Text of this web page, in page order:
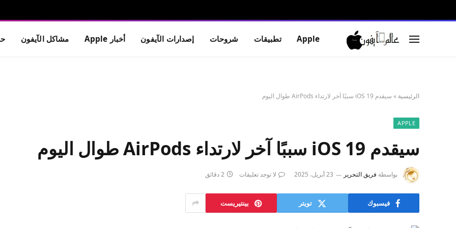
Apple تطبيقات شروحات إصدارات الآيفون أخبار Apple مشاكل الآيفون
الرئيسية » سيقدم iOS 19 سببًا آخر لارتداء AirPods طوال اليوم
APPLE
سيقدم iOS 19 سببًا آخر لارتداء AirPods طوال اليوم
بواسطة فريق التحرير 23 أبريل، 2025 لا توجد تعليقات 2 دقائق
فيسبوك تويتر بينتيريست